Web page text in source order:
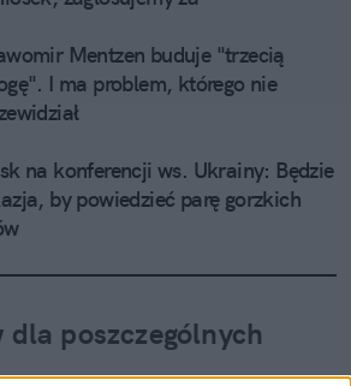
Mentzen buduje "trzecią
I ma problem, którego nie
na konferencji ws. Ukrainy: Będzie
by powiedzieć parę gorzkich
poszczególnych